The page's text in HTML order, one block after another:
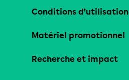
Conditions d’utilisation
Matériel promotionnel
Recherche et impact